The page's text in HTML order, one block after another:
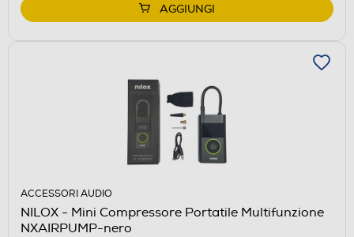
AGGIUNGI
ACCESSORI AUDIO
NILOX - Mini Compressore Portatile Multifunzione
NXAIRPUMP-nero